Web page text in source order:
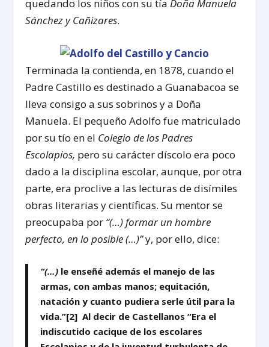
quedando los niños con su tía Doña Manuela
Sánchez y Cañizares.
Terminada la contienda, en 1878, cuando el
Padre Castillo es destinado a Guanabacoa se
lleva consigo a sus sobrinos y a Doña
Manuela. El pequeño Adolfo fue matriculado
por su tío en el Colegio de los Padres
Escolapios, pero su carácter díscolo era poco
dado a la disciplina escolar, aunque, por otra
parte, era proclive a las lecturas de disímiles
obras literarias y científicas. Su mentor se
preocupaba por “(…) formar un hombre
perfecto, en lo posible (…)”y, por ello, dice:
“(…) le enseñé además el manejo de las
armas, con ambas manos; equitación,
natación y cuanto pudiera serle útil para la
vida.”[2] Al decir de Castellanos “Era el
indiscutido cacique de los escolares